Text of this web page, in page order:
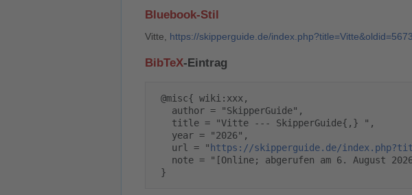
Bluebook-Stil
Vitte, https://skipperguide.de/
BibTeX-Eintrag
   url = "
https://skipperguide.de/